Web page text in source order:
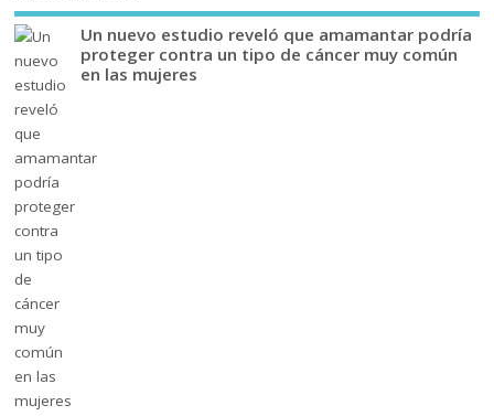
Un nuevo estudio reveló que amamantar podría
proteger contra un tipo de cáncer muy común
en las mujeres